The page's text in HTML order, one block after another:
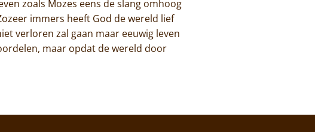
zoals Mozes eens de slang omhoog
immers heeft God de wereld lief
verloren zal gaan maar eeuwig leven
maar opdat de wereld door